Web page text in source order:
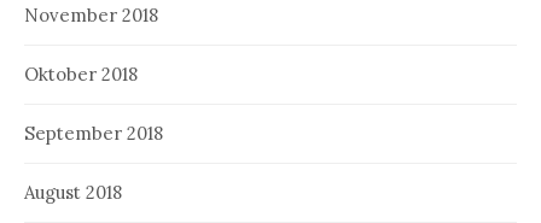
November 2018
Oktober 2018
September 2018
August 2018